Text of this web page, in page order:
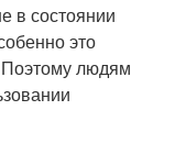
в состоянии
это
людям